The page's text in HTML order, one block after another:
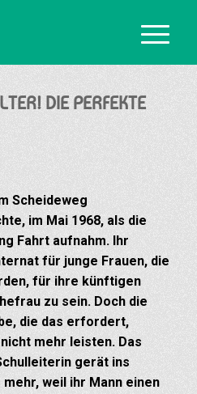
DIE PERFEKTE
Scheideweg
im Mai 1968, als die
Fahrt aufnahm. Ihr
für junge Frauen, die
für ihre künftigen
zu sein. Doch die
die das erfordert,
mehr leisten. Das
gerät ins
mehr, weil ihr Mann einen